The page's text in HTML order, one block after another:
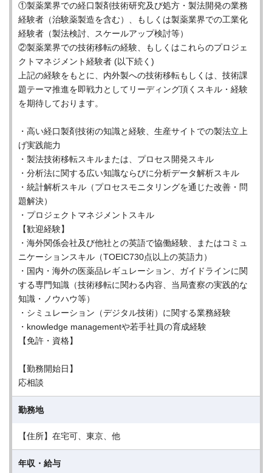
①製薬業界での経口製剤技術研究及び処方・製法開発の業務
経験者（治験薬製造を含む）、もしくは製薬業界での工業化
経験者（製法検討、スケールアップ検討等）
②製薬業界での技術移転の経験、もしくはこれらのプロジェ
クトマネジメント経験者 (以下続く)
上記の経験をもとに、内外製への技術移転もしくは、技術課
題テーマ推進を即戦力としてリーディング頂くスキル・経験
を期待しております。
・高い経口製剤技術の知識と経験、生産サイトでの製法立上
げ実践能力
・製法技術移転スキルまたは、プロセス開発スキル
・分析法に関する広い知識ならびに分析データ解析スキル
・統計解析スキル（プロセスモニタリングを通じた改善・問
題解決）
・プロジェクトマネジメントスキル
【歓迎経験】
・海外関係会社及び他社との英語で協働経験、またはコミュ
ニケーションスキル（TOEIC730点以上の英語力）
・国内・海外の医薬品レギュレーション、ガイドラインに関
する専門知識（技術移転に関わる内容、当局査察の実践的な
知識・ノウハウ等）
・シミュレーション（デジタル技術）に関する業務経験
・knowledge managementや若手社員の育成経験
【免許・資格】
【勤務開始日】
応相談
勤務地
【住所】在宅可、東京、他
年収・給与